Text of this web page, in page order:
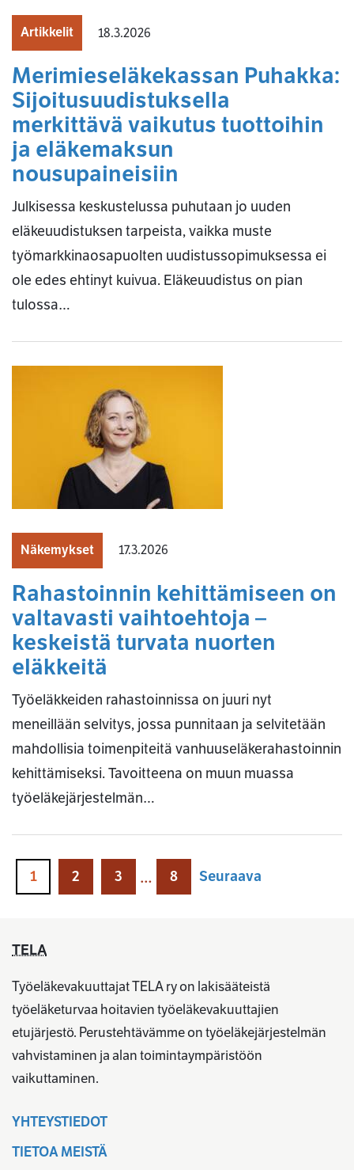
Artikkelit 18.3.2026
Merimieseläkekassan Puhakka:
Sijoitusuudistuksella
merkittävä vaikutus tuottoihin
ja eläkemaksun
nousupaineisiin
Julkisessa keskustelussa puhutaan jo uuden
eläkeuudistuksen tarpeista, vaikka muste
työmarkkinaosapuolten uudistussopimuksessa ei
ole edes ehtinyt kuivua. Eläkeuudistus on pian
tulossa…
Näkemykset 17.3.2026
Rahastoinnin kehittämiseen on
valtavasti vaihtoehtoja –
keskeistä turvata nuorten
eläkkeitä
Työeläkkeiden rahastoinnissa on juuri nyt
meneillään selvitys, jossa punnitaan ja selvitetään
mahdollisia toimenpiteitä vanhuuseläkerahastoinnin
kehittämiseksi. Tavoitteena on muun muassa
työeläkejärjestelmän…
1 2 3 … 8 Seuraava
TELA
Työeläkevakuuttajat TELA ry on lakisääteistä
työeläketurvaa hoitavien työeläkevakuuttajien
etujärjestö. Perustehtävämme on työeläkejärjestelmän
vahvistaminen ja alan toimintaympäristöön
vaikuttaminen.
YHTEYSTIEDOT
TIETOA MEISTÄ